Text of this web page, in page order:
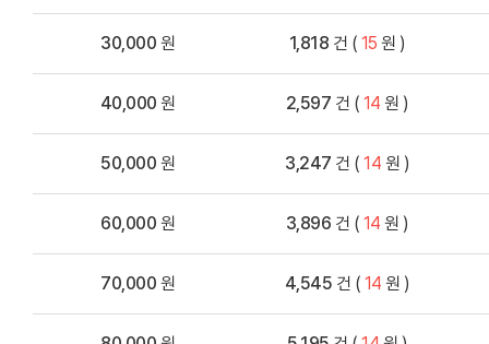
30,000 원 1,818 건 ( 15 원 )
40,000 원 2,597 건 ( 14 원 )
50,000 원 3,247 건 ( 14 원 )
60,000 원 3,896 건 ( 14 원 )
70,000 원 4,545 건 ( 14 원 )